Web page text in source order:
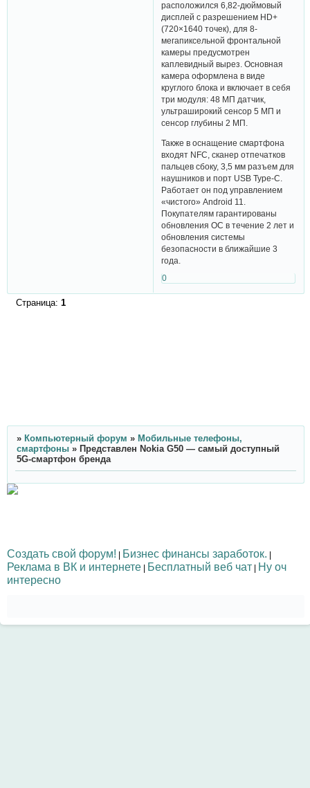
расположился 6,82-дюймовый
дисплей с разрешением HD+
(720×1640 точек), для 8-
мегапиксельной фронтальной
камеры предусмотрен
каплевидный вырез. Основная
камера оформлена в виде
круглого блока и включает в себя
три модуля: 48 МП датчик,
ультраширокий сенсор 5 МП и
сенсор глубины 2 МП.
Также в оснащение смартфона
входят NFC, сканер отпечатков
пальцев сбоку, 3,5 мм разъем для
наушников и порт USB Type-C.
Работает он под управлением
«чистого» Android 11.
Покупателям гарантированы
обновления ОС в течение 2 лет и
обновления системы
безопасности в ближайшие 3
года.
0
Страница: 1
» Компьютерный форум » Мобильные телефоны,
смартфоны » Представлен Nokia G50 — самый доступный
5G-смартфон бренда
Создать свой форум! Бизнес финансы заработок.
Реклама в ВК и интернете Бесплатный веб чат Ну оч
интересно